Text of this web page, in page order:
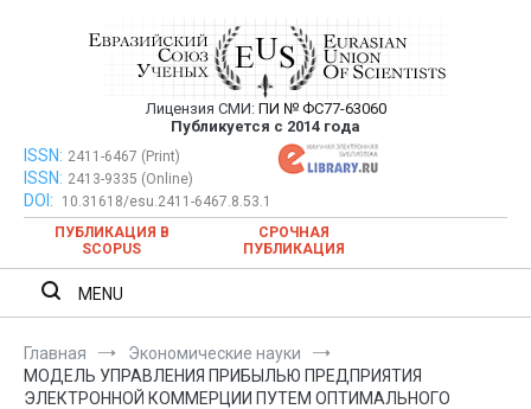
Евразийский Союз Ученых —
публикация научных статей в
ежемесячном научном журнале
Лицензия СМИ: ПИ № ФС77-63060
Публикуется с 2014 года
Евразийский Союз Ученых — публикация научных статей в
ежемесячном научном журнале
ISSN: 2411-6467 (Print)
ISSN: 2413-9335 (Online)
DOI:
10.31618/esu.2411-6467.8.53.1
ПУБЛИКАЦИЯ В
SCOPUS
СРОЧНАЯ
ПУБЛИКАЦИЯ
MENU
Главная
Экономические науки
МОДЕЛЬ УПРАВЛЕНИЯ ПРИБЫЛЬЮ ПРЕДПРИЯТИЯ
ЭЛЕКТРОННОЙ КОММЕРЦИИ ПУТЕМ ОПТИМАЛЬНОГО